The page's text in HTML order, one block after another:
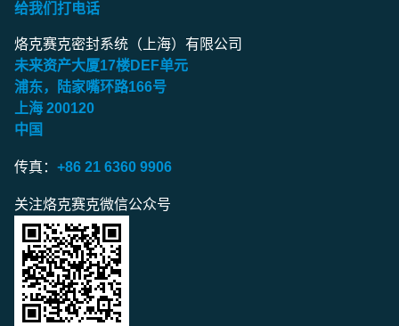
给我们打电话
烙克赛克密封系统（上海）有限公司
未来资产大厦17楼DEF单元
浦东，陆家嘴环路166号
上海 200120
中国
传真： +86 21 6360 9906
关注烙克赛克微信公众号